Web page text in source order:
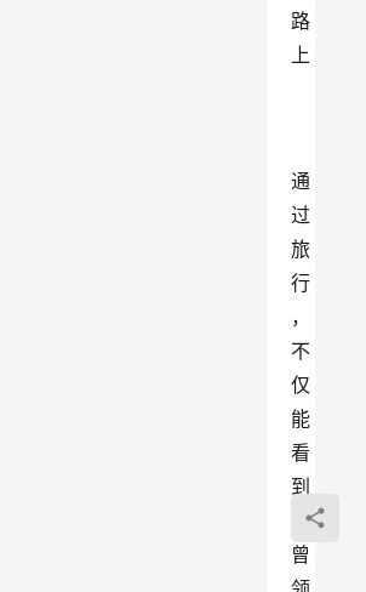
路
上
通
过
旅
行
，
不
仅
能
看
到
不
曾